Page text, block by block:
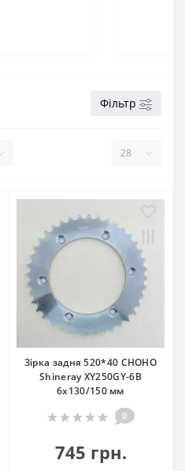
Фільтр
Зірка задня 520*40 CHOHO
Shineray XY250GY-6B
6x130/150 мм
0
745 грн.